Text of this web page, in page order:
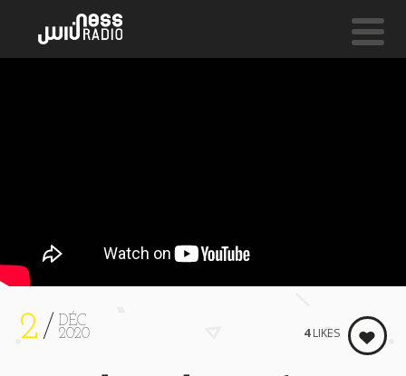
2
DÉC
2020
4LIKES